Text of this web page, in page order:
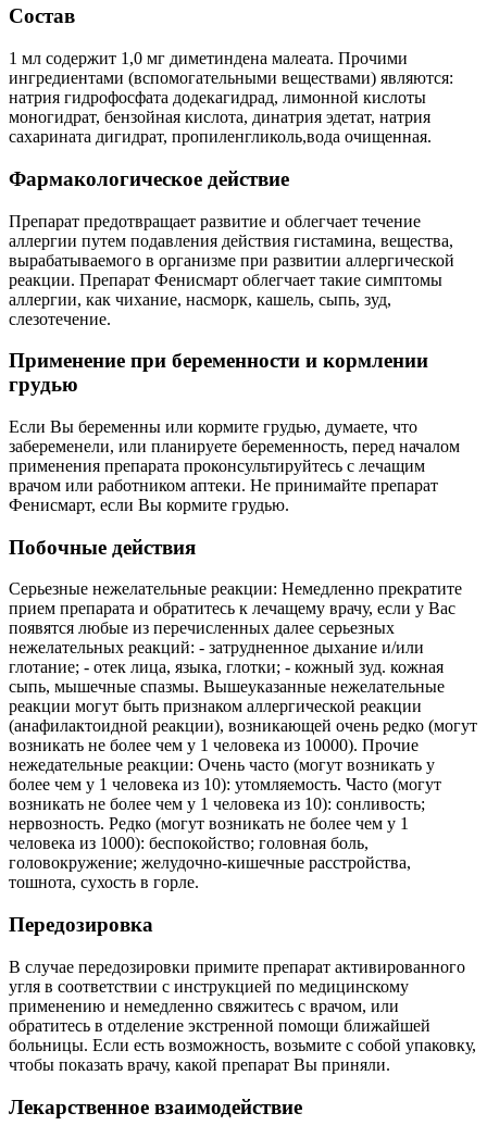
Состав
1 мл содержит 1,0 мг диметиндена малеата. Прочими
ингредиентами (вспомогательными веществами) являются:
натрия гидрофосфата додекагидрад, лимонной кислоты
моногидрат, бензойная кислота, динатрия эдетат, натрия
сахарината дигидрат, пропиленгликоль,вода очищенная.
Фармакологическое действие
Препарат предотвращает развитие и облегчает течение
аллергии путем подавления действия гистамина, вещества,
вырабатываемого в организме при развитии аллергической
реакции. Препарат Фенисмарт облегчает такие симптомы
аллергии, как чихание, насморк, кашель, сыпь, зуд,
слезотечение.
Применение при беременности и кормлении
грудью
Если Вы беременны или кормите грудью, думаете, что
забеременели, или планируете беременность, перед началом
применения препарата проконсультируйтесь с лечащим
врачом или работником аптеки. Не принимайте препарат
Фенисмарт, если Вы кормите грудью.
Побочные действия
Серьезные нежелательные реакции: Немедленно прекратите
прием препарата и обратитесь к лечащему врачу, если у Вас
появятся любые из перечисленных далее серьезных
нежелательных реакций: - затрудненное дыхание и/или
глотание; - отек лица, языка, глотки; - кожный зуд. кожная
сыпь, мышечные спазмы. Вышеуказанные нежелательные
реакции могут быть признаком аллергической реакции
(анафилактоидной реакции), возникающей очень редко (могут
возникать не более чем у 1 человека из 10000). Прочие
нежедательные реакции: Очень часто (могут возникать у
более чем у 1 человека из 10): утомляемость. Часто (могут
возникать не более чем у 1 человека из 10): сонливость;
нервозность. Редко (могут возникать не более чем у 1
человека из 1000): беспокойство; головная боль,
головокружение; желудочно-кишечные расстройства,
тошнота, сухость в горле.
Передозировка
В случае передозировки примите препарат активированного
угля в соответствии с инструкцией по медицинскому
применению и немедленно свяжитесь с врачом, или
обратитесь в отделение экстренной помощи ближайшей
больницы. Если есть возможность, возьмите с собой упаковку,
чтобы показать врачу, какой препарат Вы приняли.
Лекарственное взаимодействие